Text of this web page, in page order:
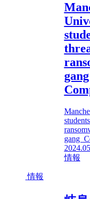
gang
情報
情報